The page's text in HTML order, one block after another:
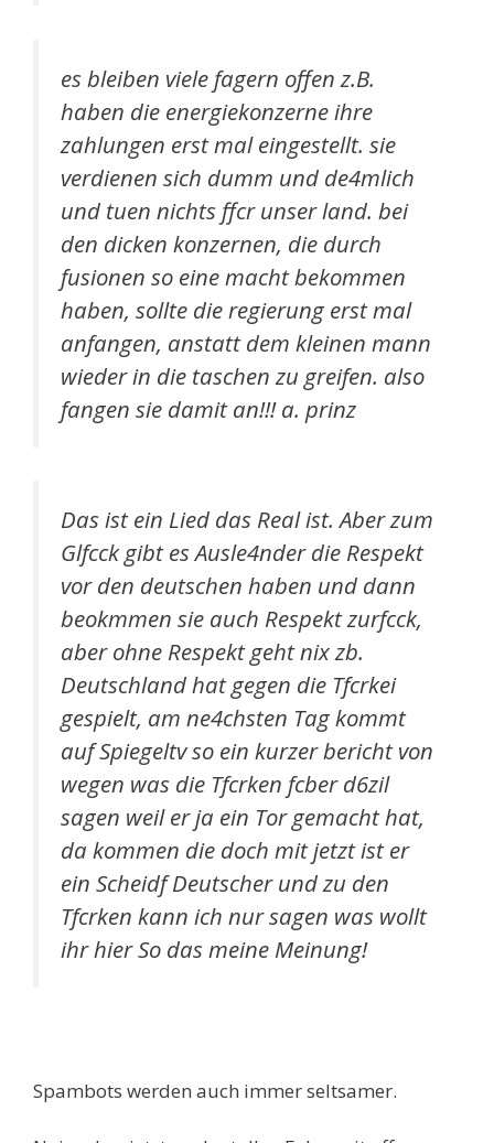
es bleiben viele fagern offen z.B.
haben die energiekonzerne ihre
zahlungen erst mal eingestellt. sie
verdienen sich dumm und de4mlich
und tuen nichts ffcr unser land. bei
den dicken konzernen, die durch
fusionen so eine macht bekommen
haben, sollte die regierung erst mal
anfangen, anstatt dem kleinen mann
wieder in die taschen zu greifen. also
fangen sie damit an!!! a. prinz
Das ist ein Lied das Real ist. Aber zum
Glfcck gibt es Ausle4nder die Respekt
vor den deutschen haben und dann
beokmmen sie auch Respekt zurfcck,
aber ohne Respekt geht nix zb.
Deutschland hat gegen die Tfcrkei
gespielt, am ne4chsten Tag kommt
auf Spiegeltv so ein kurzer bericht von
wegen was die Tfcrken fcber d6zil
sagen weil er ja ein Tor gemacht hat,
da kommen die doch mit jetzt ist er
ein Scheidf Deutscher und zu den
Tfcrken kann ich nur sagen was wollt
ihr hier So das meine Meinung!
Spambots werden auch immer seltsamer.